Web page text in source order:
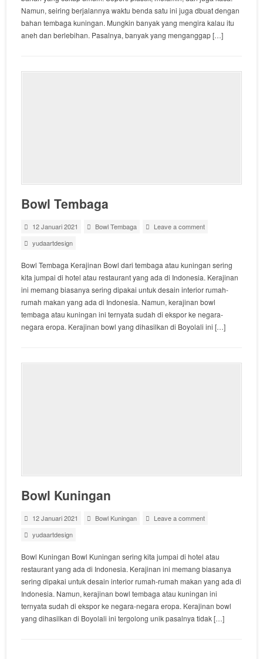
Namun, seiring berjalannya waktu benda satu ini juga dbuat dengan
bahan tembaga kuningan. Mungkin banyak yang mengira kalau itu
aneh dan berlebihan. Pasalnya, banyak yang menganggap […]
Bowl Tembaga
12 Januari 2021 Bowl Tembaga
Leave a comment
yudaartdesign
Bowl Tembaga Kerajinan Bowl dari tembaga atau kuningan sering
kita jumpai di hotel atau restaurant yang ada di Indonesia. Kerajinan
ini memang biasanya sering dipakai untuk desain interior rumah-
rumah makan yang ada di Indonesia. Namun, kerajinan bowl
tembaga atau kuningan ini ternyata sudah di ekspor ke negara-
negara eropa. Kerajinan bowl yang dihasilkan di Boyolali ini […]
Bowl Kuningan
12 Januari 2021 Bowl Kuningan
Leave a comment
yudaartdesign
Bowl Kuningan Bowl Kuningan sering kita jumpai di hotel atau
restaurant yang ada di Indonesia. Kerajinan ini memang biasanya
sering dipakai untuk desain interior rumah-rumah makan yang ada di
Indonesia. Namun, kerajinan bowl tembaga atau kuningan ini
ternyata sudah di ekspor ke negara-negara eropa. Kerajinan bowl
yang dihasilkan di Boyolali ini tergolong unik pasalnya tidak […]